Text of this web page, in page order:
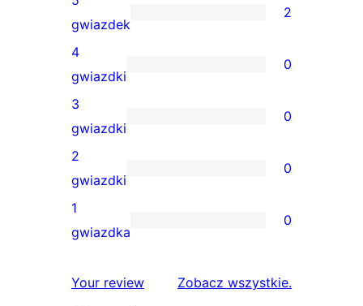
2
recenzje
5-
gwiazdkowe
gwiazdek
2
0
recenzji
4-
gwiazdkowych
4
gwiazdki
0
0
recenzji
3-
gwiazdkowych
3
gwiazdki
0
0
recenzji
2-
2
gwiazdki
0
0
1-
1
gwiazdka
0
Your review Zobacz wszystkierecenzje
.